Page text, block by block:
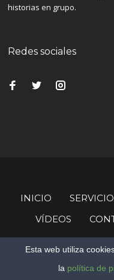
historias en grupo.
Redes sociales
INICIO
VÍDEOS
©
Esta web utiliza
la política de